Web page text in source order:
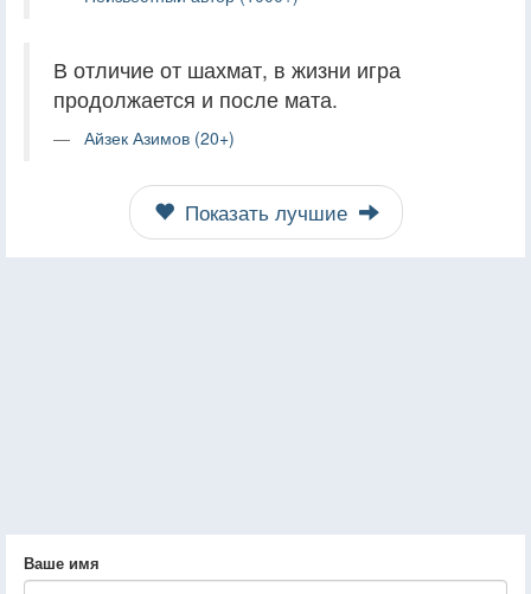
В отличие от шахмат, в жизни игра
продолжается и после мата.
Айзек Азимов (20+)
Показать лучшие
Ваше имя